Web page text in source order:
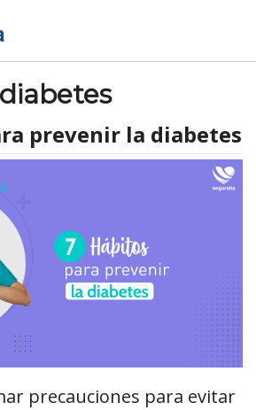
diabetes
prevenir la diabetes
precauciones para evitar